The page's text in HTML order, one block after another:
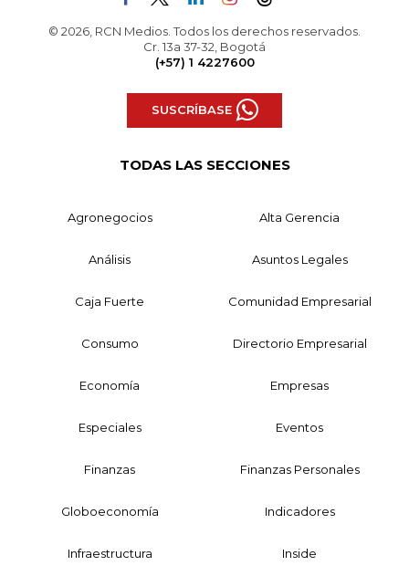
© 2026, RCN Medios. Todos los derechos reservados.
Cr. 13a 37-32, Bogotá
(+57) 1 4227600
SUSCRÍBASE
TODAS LAS SECCIONES
Agronegocios Alta Gerencia
Análisis Asuntos Legales
Caja Fuerte Comunidad Empresarial
Consumo Directorio Empresarial
Economía Empresas
Especiales Eventos
Finanzas Finanzas Personales
Globoeconomía Indicadores
Infraestructura Inside